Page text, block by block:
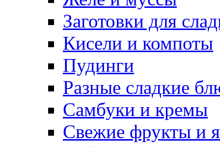
Заготовки для
Кисели и компоты
Пудинги
Разные сладкие
Самбуки и кремы
Свежие фрукты и